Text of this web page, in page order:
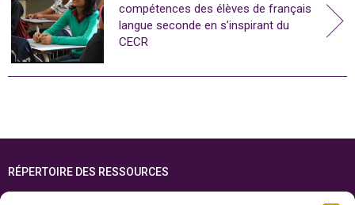
compétences des élèves de français
langue seconde en s’inspirant du
CECR
RÉPERTOIRE DES RESSOURCES